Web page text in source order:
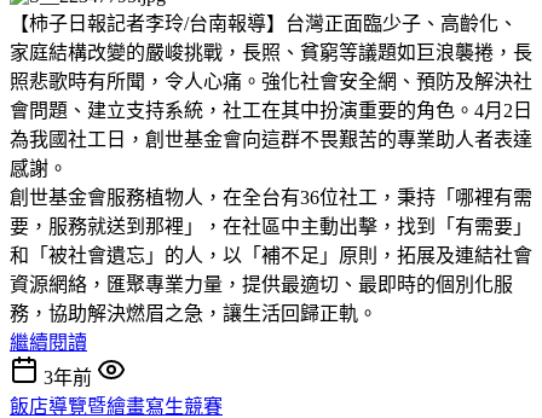
【柿子日報記者李玲/台南報導】台灣正面臨少子、高齡化、
家庭結構改變的嚴峻挑戰，長照、貧窮等議題如巨浪襲捲，長
照悲歌時有所聞，令人心痛。強化社會安全網、預防及解決社
會問題、建立支持系統，社工在其中扮演重要的角色。4月2日
為我國社工日，創世基金會向這群不畏艱苦的專業助人者表達
感謝。
創世基金會服務植物人，在全台有36位社工，秉持「哪裡有需
要，服務就送到那裡」，在社區中主動出擊，找到「有需要」
和「被社會遺忘」的人，以「補不足」原則，拓展及連結社會
資源網絡，匯聚專業力量，提供最適切、最即時的個別化服
務，協助解決燃眉之急，讓生活回歸正軌。
繼續閱讀
3年前
飯店導覽暨繪畫寫生競賽